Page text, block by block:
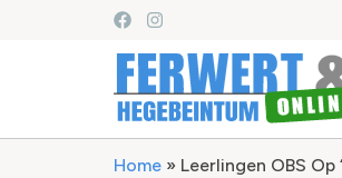
Home » Leerlingen OBS